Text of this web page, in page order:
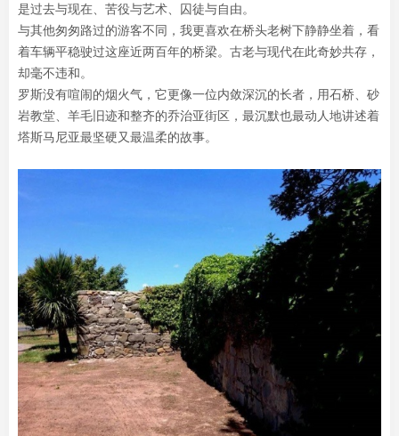
是过去与现在、苦役与艺术、囚徒与自由。
与其他匆匆路过的游客不同，我更喜欢在桥头老树下静静坐着，看
着车辆平稳驶过这座近两百年的桥梁。古老与现代在此奇妙共存，
却毫不违和。
罗斯没有喧闹的烟火气，它更像一位内敛深沉的长者，用石桥、砂
岩教堂、羊毛旧迹和整齐的乔治亚街区，最沉默也最动人地讲述着
塔斯马尼亚最坚硬又最温柔的故事。